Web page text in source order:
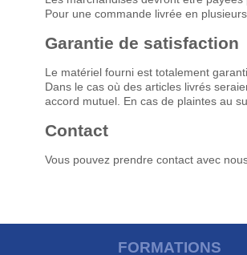
Pour une commande livrée en
Garantie de satisfaction
Le matériel fourni est totalement
Dans le cas où des articles livrés
accord mutuel. En cas de plaintes au
Contact
Vous pouvez prendre contact avec
FORMATIONS